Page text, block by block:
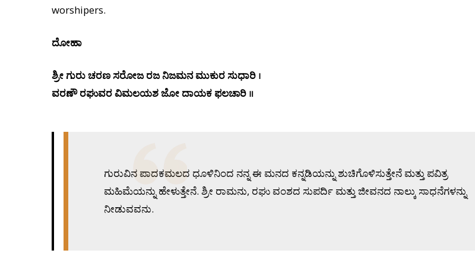
worshipers.
ದೋಹಾ
ಶ್ರೀ ಗುರು ಚರಣ ಸರೋಜ ರಜ ನಿಜಮನ ಮುಕುರ ಸುಧಾರಿ ।
ವರಣೌ ರಘುವರ ವಿಮಲಯಶ ಜೋ ದಾಯಕ ಫಲಚಾರಿ ॥
ಗುರುವಿನ ಪಾದಕಮಲದ ಧೂಳಿನಿಂದ ನನ್ನ ಈ ಮನದ ಕನ್ನಡಿಯನ್ನು ಶುಚಿಗೊಳಿಸುತ್ತೇನೆ ಮತ್ತು ಪವಿತ್ರ
ಮಹಿಮೆಯನ್ನು ಹೇಳುತ್ತೇನೆ. ಶ್ರೀ ರಾಮನು, ರಘು ವಂಶದ ಸುಪರ್ದಿ ಮತ್ತು ಜೀವನದ ನಾಲ್ಕು ಸಾಧನೆಗಳನ್ನು
ನೀಡುವವನು.